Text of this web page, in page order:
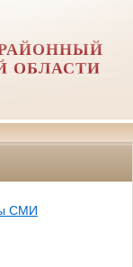
ОБЛАСТИ
СМИ